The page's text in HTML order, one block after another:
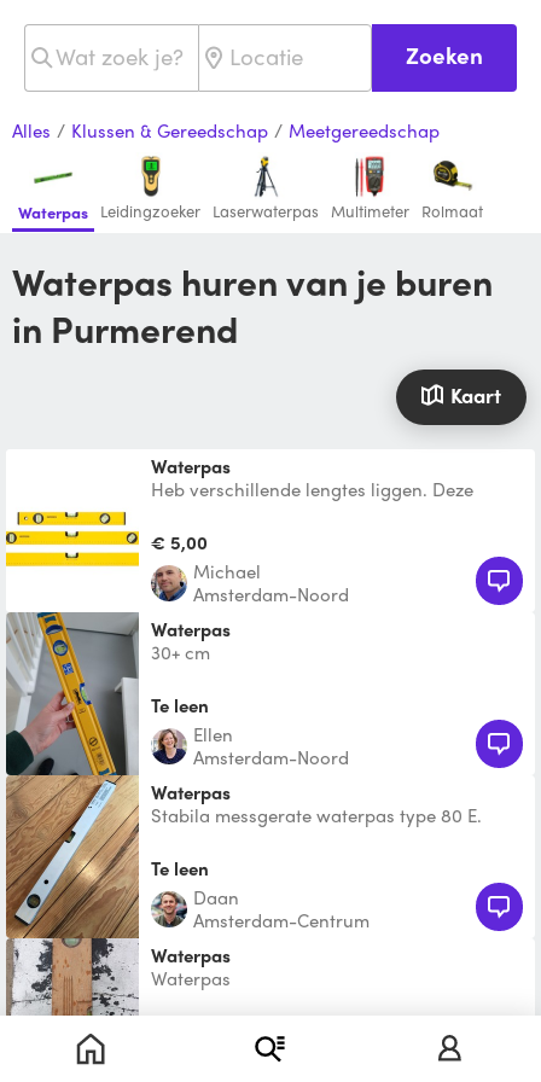
Zoeken
Alles / Klussen & Gereedschap / Meetgereedschap
Waterpas Leidingzoeker Laserwaterpas Multimeter Rolmaat
Waterpas huren van je buren
in Purmerend
Kaart
Waterpas
Heb verschillende lengtes liggen. Deze
45°-, 90°- en
€ 5,00
Michael
Amsterdam-Noord
Waterpas
30+ cm
Te leen
Ellen
Amsterdam-Noord
waterpas
Stabila messgerate waterpas type 80 E.
Te leen
Daan
Amsterdam-Centrum
Waterpas
Waterpas